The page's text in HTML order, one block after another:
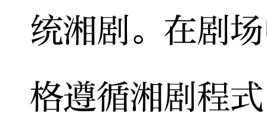
统湘剧。在剧
格遵循湘剧程